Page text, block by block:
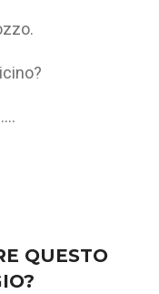
QUESTO